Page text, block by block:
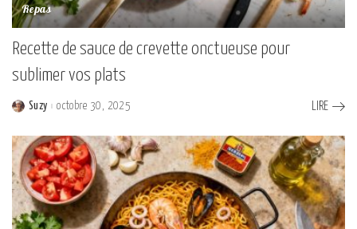
Repas
Recette de sauce de crevette onctueuse pour
sublimer vos plats
Posted
Suzy octobre 30, 2025 LIRE